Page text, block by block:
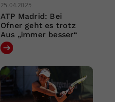
25.04.2025
ATP Madrid: Bei
Ofner geht es trotz
Aus „immer besser“